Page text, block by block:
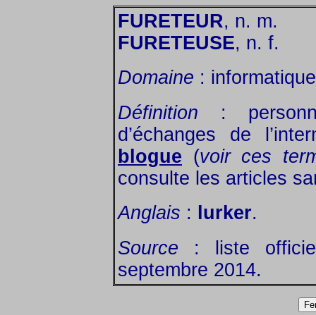
FURETEUR, n. m.
FURETEUSE, n. f.
Domaine :
Définition :
d’échanges de
blogue (voir ces
consulte les articles
Anglais : lurker.
Source : liste
septembre 2014.